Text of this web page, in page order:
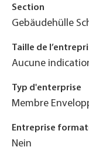
Section
Gebäudehülle
Taille de
Aucune
Typ d'enterprise
Membre
Entreprise
Nein